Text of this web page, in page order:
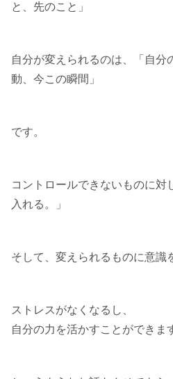
と、先のこと」
自分が変えられるのは、「自分
動、今この瞬間」
です。
コントロールできないものに対
入れる。」
そして、変えられるものに意識
ストレスがなくなるし、
自分の力を活かすことができま